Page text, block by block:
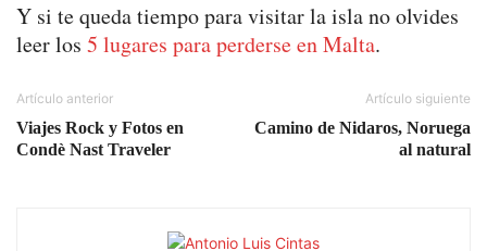
Y si te queda tiempo para visitar la isla no olvides
leer los 5 lugares para perderse en Malta.
Artículo anterior
Viajes Rock y Fotos en
Condè Nast Traveler
Artículo siguiente
Camino de Nidaros, Noruega
al natural